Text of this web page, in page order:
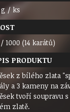
g / ks
1000 (14 karátů)
PRODUKTU
z bílého zlata
a 3 kameny na
tvoří soupravu
zlatě.